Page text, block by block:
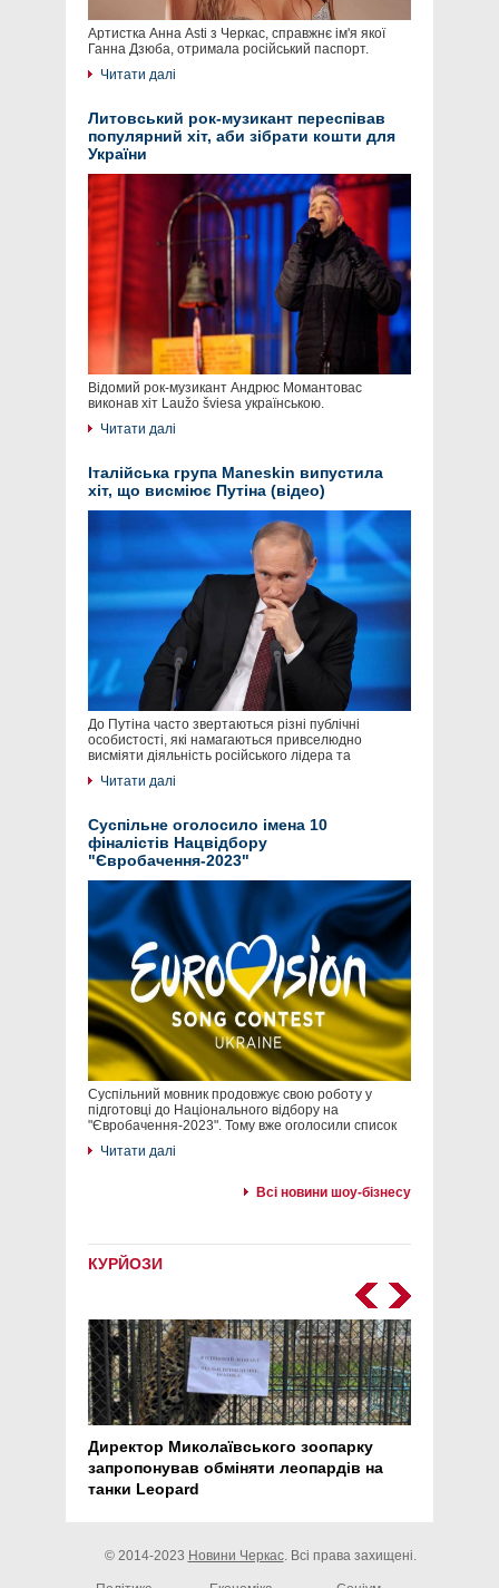
Артистка Анна Asti з Черкас, справжнє ім'я якої
Ганна Дзюба, отримала російський паспорт.
Читати далі
Литовський рок-музикант переспівав
популярний хіт, аби зібрати кошти для
України
Відомий рок-музикант Андрюс Момантовас
виконав хіт Laužo šviesa українською.
Читати далі
Італійська група Maneskin випустила
хіт, що висміює Путіна (відео)
До Путіна часто звертаються різні публічні
особистості, які намагаються привселюдно
висміяти діяльність російського лідера та
Читати далі
Суспільне оголосило імена 10
фіналістів Нацвідбору
"Євробачення-2023"
Суспільний мовник продовжує свою роботу у
підготовці до Національного відбору на
"Євробачення-2023". Тому вже оголосили список
Читати далі
Всі новини шоу-бізнесу
КУРЙОЗИ
Директор Миколаївського зоопарку
запропонував обміняти леопардів на
танки Leopard
© 2014-2023 Новини Черкас. Всі права захищені.